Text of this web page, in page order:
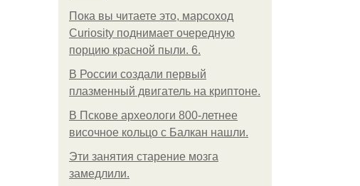
Пока вы читаете это, марсоход
Curiosity поднимает очередную
порцию красной пыли. 6.
В России создали первый
плазменный двигатель на криптоне.
В Пскове археологи 800-летнее
височное кольцо с Балкан нашли.
Эти занятия старение мозга
замедлили.